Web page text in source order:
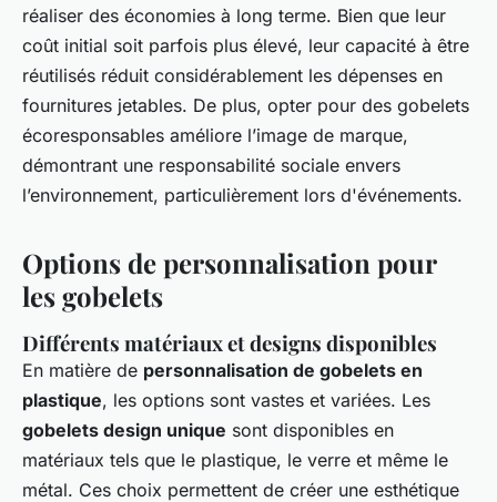
réaliser des économies à long terme. Bien que leur
coût initial soit parfois plus élevé, leur capacité à être
réutilisés réduit considérablement les dépenses en
fournitures jetables. De plus, opter pour des gobelets
écoresponsables améliore l’image de marque,
démontrant une responsabilité sociale envers
l’environnement, particulièrement lors d'événements.
Options de personnalisation pour
les gobelets
Différents matériaux et designs disponibles
En matière de personnalisation de gobelets en
plastique, les options sont vastes et variées. Les
gobelets design unique sont disponibles en
matériaux tels que le plastique, le verre et même le
métal. Ces choix permettent de créer une esthétique